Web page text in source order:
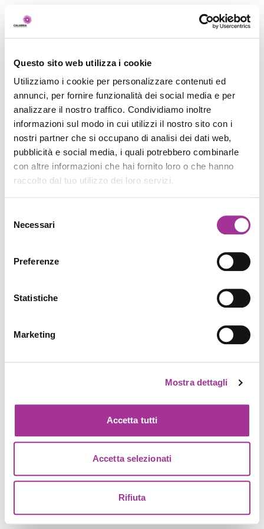
Questo sito web utilizza i cookie
Utilizziamo i cookie per personalizzare contenuti ed
annunci, per fornire funzionalità dei social media e per
analizzare il nostro traffico. Condividiamo inoltre
informazioni sul modo in cui utilizzi il nostro sito con i
nostri partner che si occupano di analisi dei dati web,
pubblicità e social media, i quali potrebbero combinarle
con altre informazioni che hai fornito loro o che hanno
raccolto dal tuo utilizzo dei loro servizi.
delNecessari
Preferenze
Statistiche
Marketing
Mostra dettagli
Accetta tutti
Accetta selezionati
Rifiuta